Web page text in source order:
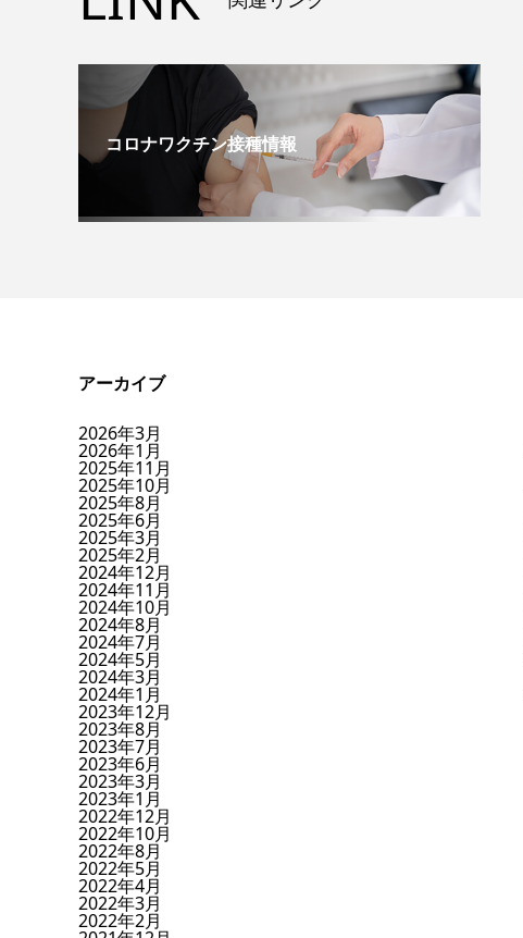
コロナワクチン接種情報
アーカイブ
2026年3月
2026年1月
2025年11月
2025年10月
2025年8月
2025年6月
2025年3月
2025年2月
2024年12月
2024年11月
2024年10月
2024年8月
2024年7月
2024年5月
2024年3月
2024年1月
2023年12月
2023年8月
2023年7月
2023年6月
2023年3月
2023年1月
2022年12月
2022年10月
2022年8月
2022年5月
2022年4月
2022年3月
2022年2月